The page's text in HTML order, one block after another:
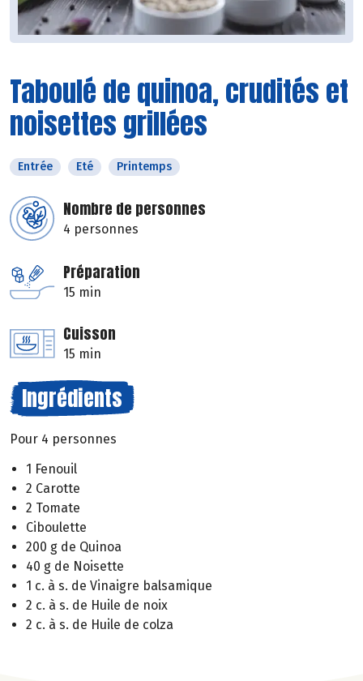
Taboulé de quinoa, crudités et
noisettes grillées
Entrée Eté Printemps
Nombre de personnes
4 personnes
Préparation
15 min
Cuisson
15 min
Ingrédients
Pour 4 personnes
1 Fenouil
2 Carotte
2 Tomate
Ciboulette
200 g de Quinoa
40 g de Noisette
1 c. à s. de Vinaigre balsamique
2 c. à s. de Huile de noix
2 c. à s. de Huile de colza